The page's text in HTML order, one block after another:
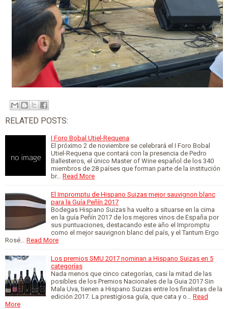
RELATED POSTS:
I Foro Bobal Utiel-Requena
El próximo 2 de noviembre se celebrará el I Foro Bobal
Utiel-Requena que contará con la presencia de Pedro
Ballesteros, el único Master of Wine español de los 340
miembros de 28 países que forman parte de la institución
br… Read More
El Impromptu de Hispano Suizas mejor sauvignon blanc
para la Guía Peñín 2017
Bodegas Hispano Suizas ha vuelto a situarse en la cima
en la guía Peñín 2017 de los mejores vinos de España por
sus puntuaciones, destacando este año el Impromptu
como el mejor sauvignon blanc del país, y el Tantum Ergo
Rosé… Read More
Los premios SMU 2017 nominan a Hispano Suizas en 5
categorías
Nada menos que cinco categorías, casi la mitad de las
posibles de los Premios Nacionales de la Guia 2017 Sin
Mala Uva, tienen a Hispano Suizas entre los finalistas de la
edición 2017. La prestigiosa guía, que cata y o… Read
More